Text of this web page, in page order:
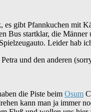
Pfannkuchen mit
Bus startklar, die
Leider hab
und den anderen
die Piste beim Osum
kann man ja immer